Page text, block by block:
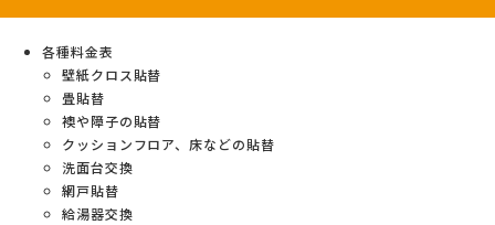
各種料金表
壁紙クロス貼替
畳貼替
襖や障子の貼替
クッションフロア、床などの貼替
洗面台交換
網戸貼替
給湯器交換